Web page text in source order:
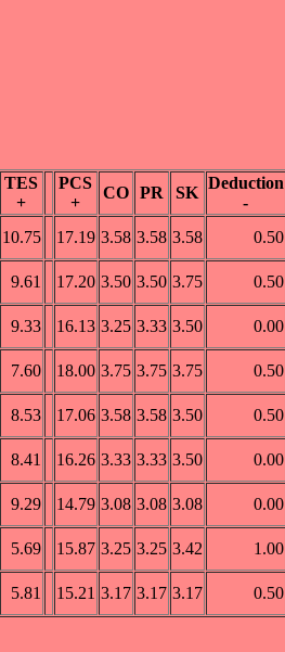
TES
+
PCS
+
CO PR SK
Deduction
-
10.75 17.19 3.58 3.58 3.58 0.50
9.61 17.20 3.50 3.50 3.75 0.50
9.33 16.13 3.25 3.33 3.50 0.00
7.60 18.00 3.75 3.75 3.75 0.50
8.53 17.06 3.58 3.58 3.50 0.50
8.41 16.26 3.33 3.33 3.50 0.00
9.29 14.79 3.08 3.08 3.08 0.00
5.69 15.87 3.25 3.25 3.42 1.00
5.81 15.21 3.17 3.17 3.17 0.50